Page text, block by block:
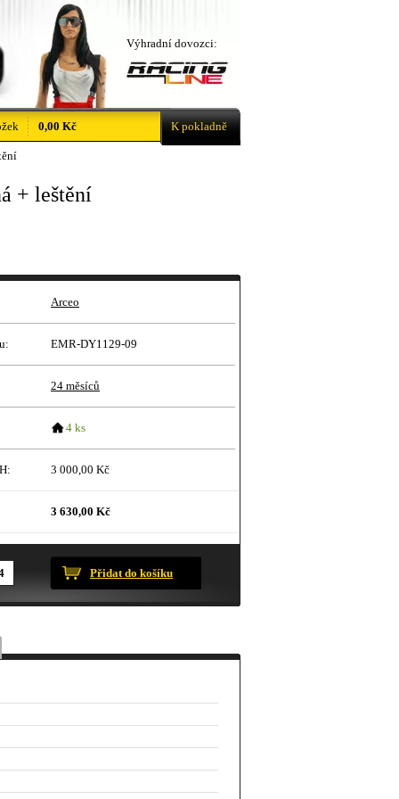
+ leštění
Arceo
EMR-DY1129-09
24 měsíců
4 ks
3 000,00 Kč
3 630,00 Kč
Přidat do košíku
Výhradní dovozci:
0,00 Kč K pokladně